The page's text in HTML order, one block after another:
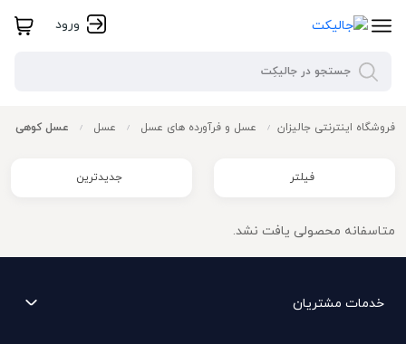
ورود
فروشگاه اینترنتی جالیزان / عسل و فرآورده های عسل / عسل / عسل کوهی
فیلتر جدیدترین
متاسفانه محصولی یافت نشد.
خدمات مشتریان